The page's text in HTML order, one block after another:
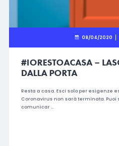
08/04/2020
#IORESTOACASA –
DALLA PORTA
Resta a casa. Esci solo per esigenze
Coronavirus non sarà terminata.
comunicar …